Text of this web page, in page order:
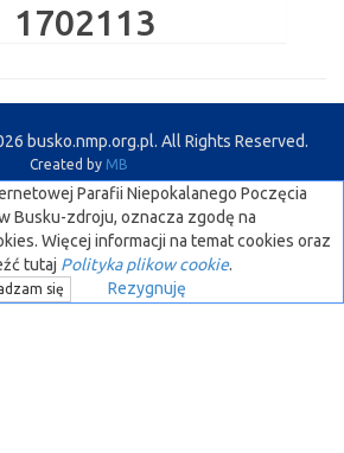
1702113
busko.nmp.org.pl. All Rights Reserved.
Created by MB
Parafii Niepokalanego Poczęcia
Busku-zdroju, oznacza zgodę na
Więcej informacji na temat cookies oraz
tutaj Polityka plikow cookie.
się Rezygnuję